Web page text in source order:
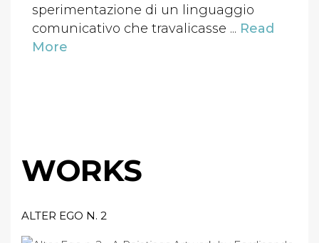
sperimentazione di un linguaggio
comunicativo che travalicasse ... Read
More
WORKS
ALTER EGO N. 2